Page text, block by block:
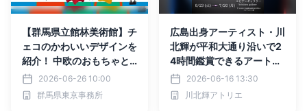
【群馬県立館林美術館】チ
ェコのかわいいデザインを
紹介！ 中欧のおもちゃと
アートにひたる（7月18日
より）
2026-06-26 10:00
群馬県東京事務所
広島出身アーティスト・川
北輝が平和大通り沿いで2
4時間鑑賞できるアート個
展を開催2026-06-16 13:30
川北輝アトリエ